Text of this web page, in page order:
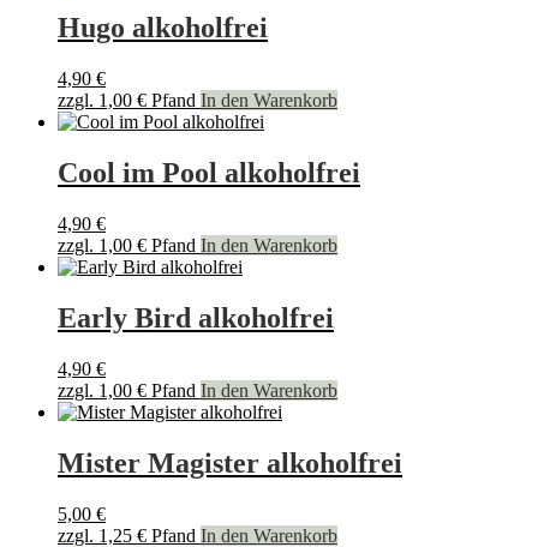
Hugo alkoholfrei
4,90 €
zzgl. 1,00 € Pfand In den Warenkorb
Cool im Pool alkoholfrei
4,90 €
zzgl. 1,00 € Pfand In den Warenkorb
Early Bird alkoholfrei
4,90 €
zzgl. 1,00 € Pfand In den Warenkorb
Mister Magister alkoholfrei
5,00 €
zzgl. 1,25 € Pfand In den Warenkorb